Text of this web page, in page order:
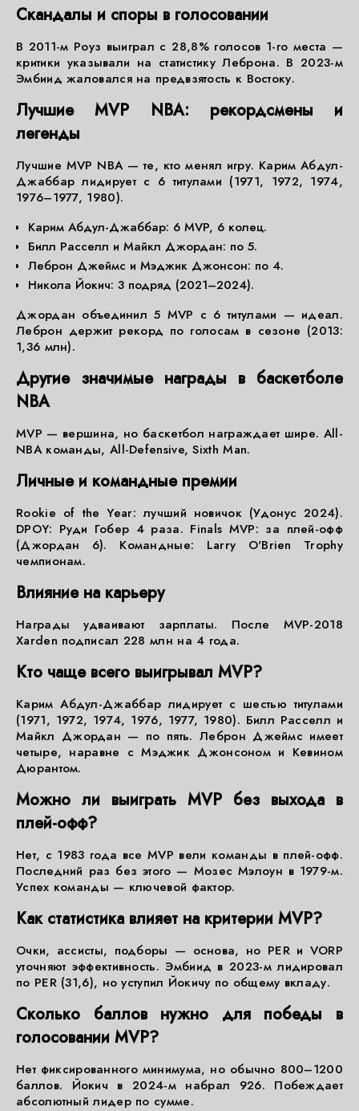
Скандалы и споры в голосовании
В 2011-м Роуз выиграл с 28,8% голосов 1-го места —
критики указывали на статистику Леброна. В 2023-м
Эмбиид жаловался на предвзятость к Востоку.
Лучшие MVP NBA: рекордсмены и
легенды
Лучшие MVP NBA — те, кто менял игру. Карим Абдул-
Джаббар лидирует с 6 титулами (1971, 1972, 1974,
1976–1977, 1980).
Карим Абдул-Джаббар: 6 MVP, 6 колец.
Билл Расселл и Майкл Джордан: по 5.
Леброн Джеймс и Мэджик Джонсон: по 4.
Никола Йокич: 3 подряд (2021–2024).
Джордан объединил 5 MVP с 6 титулами — идеал.
Леброн держит рекорд по голосам в сезоне (2013:
1,36 млн).
Другие значимые награды в баскетболе
NBA
МVP — вершина, но баскетбол награждает шире. All-
NBA команды, All-Defensive, Sixth Man.
Личные и командные премии
Rookie of the Year: лучший новичок (Удонус 2024).
DPOY: Руди Гобер 4 раза. Finals MVP: за плей-офф
(Джордан 6). Командные: Larry O'Brien Trophy
чемпионам.
Влияние на карьеру
Награды удваивают зарплаты. После MVP-2018
Хarden подписал 228 млн на 4 года.
Кто чаще всего выигрывал MVP?
Карим Абдул-Джаббар лидирует с шестью титулами
(1971, 1972, 1974, 1976, 1977, 1980). Билл Расселл и
Майкл Джордан — по пять. Леброн Джеймс имеет
четыре, наравне с Мэджик Джонсоном и Кевином
Дюрантом.
Можно ли выиграть MVP без выхода в
плей-офф?
Нет, с 1983 года все MVP вели команды в плей-офф.
Последний раз без этого — Мозес Мэлоун в 1979-м.
Успех команды — ключевой фактор.
Как статистика влияет на критерии MVP?
Очки, ассисты, подборы — основа, но PER и VORP
уточняют эффективность. Эмбиид в 2023-м лидировал
по PER (31,6), но уступил Йокичу по общему вкладу.
Сколько баллов нужно для победы в
голосовании MVP?
Нет фиксированного минимума, но обычно 800–1200
баллов. Йокич в 2024-м набрал 926. Побеждает
абсолютный лидер по сумме.